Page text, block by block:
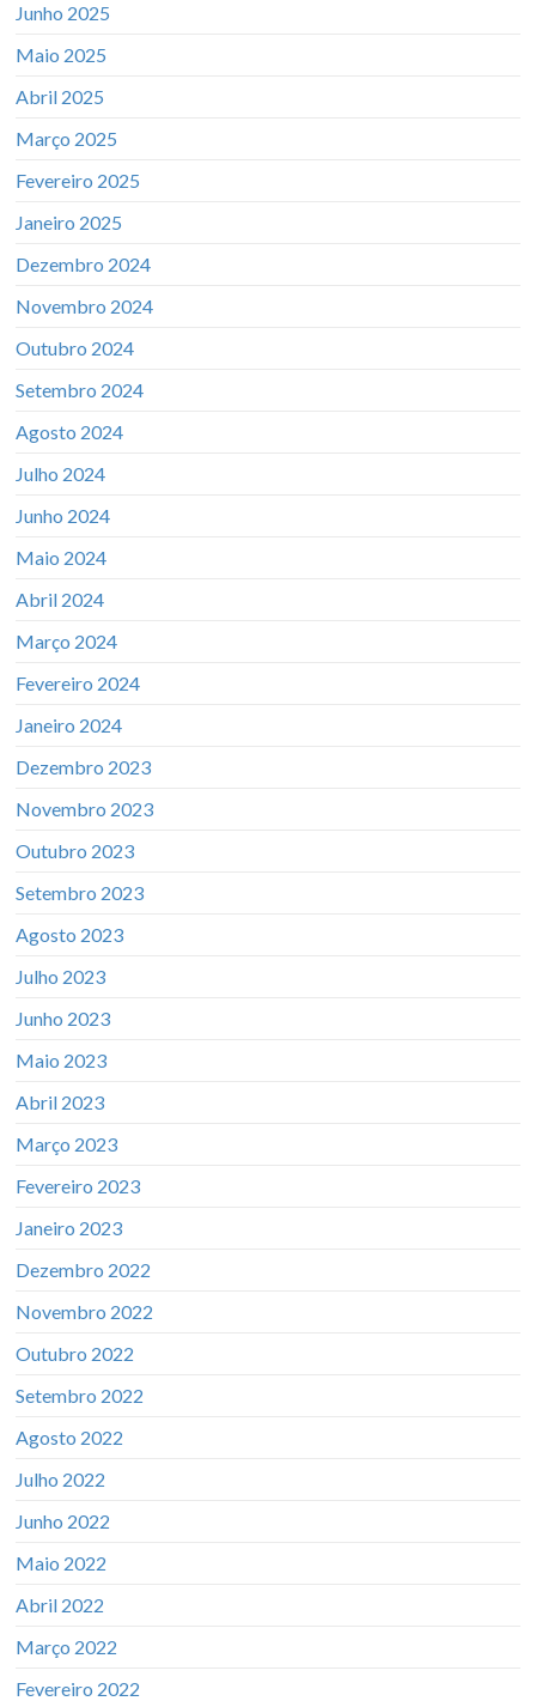
Junho 2025
Maio 2025
Abril 2025
Março 2025
Fevereiro 2025
Janeiro 2025
Dezembro 2024
Novembro 2024
Outubro 2024
Setembro 2024
Agosto 2024
Julho 2024
Junho 2024
Maio 2024
Abril 2024
Março 2024
Fevereiro 2024
Janeiro 2024
Dezembro 2023
Novembro 2023
Outubro 2023
Setembro 2023
Agosto 2023
Julho 2023
Junho 2023
Maio 2023
Abril 2023
Março 2023
Fevereiro 2023
Janeiro 2023
Dezembro 2022
Novembro 2022
Outubro 2022
Setembro 2022
Agosto 2022
Julho 2022
Junho 2022
Maio 2022
Abril 2022
Março 2022
Fevereiro 2022